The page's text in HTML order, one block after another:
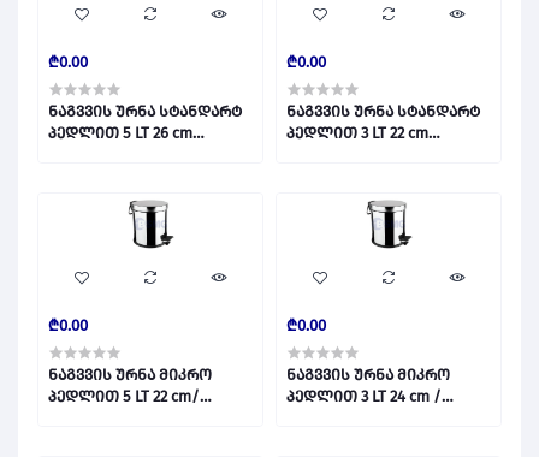
₾0.00
ნაგვვის ურნა სტანდარტ
პედლით 5 LT 26 cm
₾0.00
ნაგვვის ურნა სტანდარტ
პედლით 3 LT 22 cm
₾0.00
ნაგვვის ურნა მიკრო
პედლით 5 LT 22 cm/
₾0.00
ნაგვვის ურნა მიკრო
პედლით 3 LT 24 cm /